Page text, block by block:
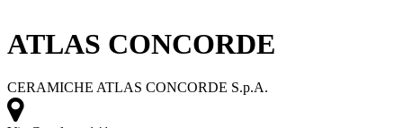
ATLAS CONCORDE
CERAMICHE ATLAS CONCORDE S.p.A.